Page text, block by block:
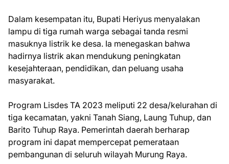
Dalam kesempatan itu, Bupati Heriyus menyalakan
lampu di tiga rumah warga sebagai tanda resmi
masuknya listrik ke desa. Ia menegaskan bahwa
hadirnya listrik akan mendukung peningkatan
kesejahteraan, pendidikan, dan peluang usaha
masyarakat.
Program Lisdes TA 2023 meliputi 22 desa/kelurahan di
tiga kecamatan, yakni Tanah Siang, Laung Tuhup, dan
Barito Tuhup Raya. Pemerintah daerah berharap
program ini dapat mempercepat pemerataan
pembangunan di seluruh wilayah Murung Raya.